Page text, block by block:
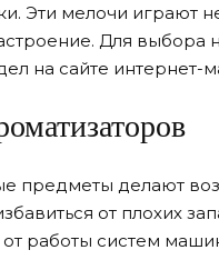
Эти мелочи играют
Для выбора
на сайте интернет-
предметы делают
от плохих
работы систем